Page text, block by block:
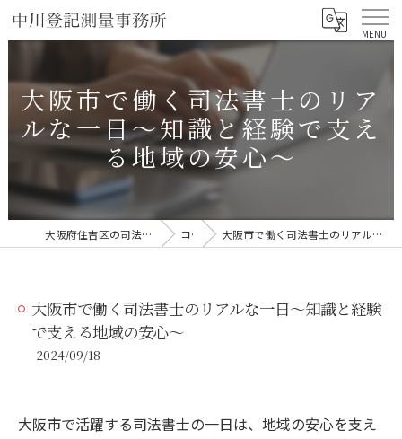
大阪市で働く司法書士のリア
ルな一日〜知識と経験で支え
る地域の安心〜
大阪府住吉区の司法書士なら中川登記測量事務所 コラム 大阪市で働く司法書士のリアルな一日〜知識と経験で支える地域の安心〜
大阪市で働く司法書士のリアルな一日〜知識と経験
で支える地域の安心〜
2024/09/18
大阪市で活躍する司法書士の一日は、地域の安心を支え